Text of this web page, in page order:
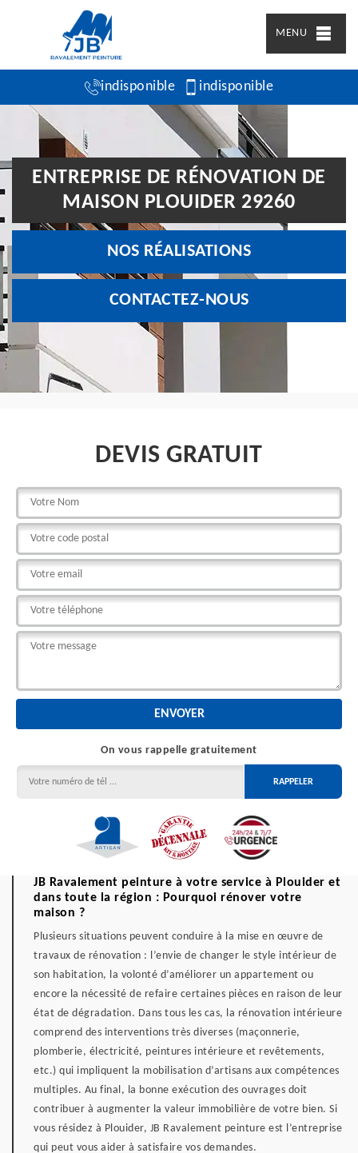
MENU
indisponible indisponible
ENTREPRISE DE RÉNOVATION DE
MAISON PLOUIDER 29260
NOS RÉALISATIONS
CONTACTEZ-NOUS
DEVIS GRATUIT
On vous rappelle gratuitement
JB Ravalement peinture à votre service à Plouider et
dans toute la région : Pourquoi rénover votre
maison ?
Plusieurs situations peuvent conduire à la mise en œuvre de
travaux de rénovation : l’envie de changer le style intérieur de
son habitation, la volonté d’améliorer un appartement ou
encore la nécessité de refaire certaines pièces en raison de leur
état de dégradation. Dans tous les cas, la rénovation intérieure
comprend des interventions très diverses (maçonnerie,
plomberie, électricité, peintures intérieure et revêtements,
etc.) qui impliquent la mobilisation d’artisans aux compétences
multiples. Au final, la bonne exécution des ouvrages doit
contribuer à augmenter la valeur immobilière de votre bien. Si
vous résidez à Plouider, JB Ravalement peinture est l’entreprise
qui peut vous aider à satisfaire vos demandes.